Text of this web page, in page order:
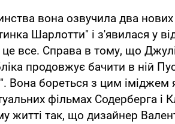
вона озвучила два
Шарлотти" і з'явилася у
все. Справа в тому, що
продовжує бачити в ній
Вона бореться з цим іміджем
фільмах Содерберга і
житті так, що дизайнер